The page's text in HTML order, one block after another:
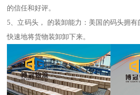
的信任和好评。
5、立码头， 的装卸能力：美国的码头拥
快速地将货物装卸卸下来。